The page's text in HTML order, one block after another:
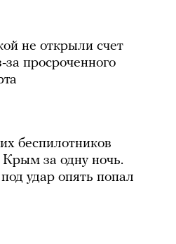
не открыли счет
за просроченного
беспилотников
за одну ночь.
удар опять попал